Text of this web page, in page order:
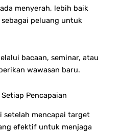
menyerah, lebih baik
peluang untuk
bacaan, seminar, atau
wawasan baru.
Pencapaian
setelah mencapai target
efektif untuk menjaga